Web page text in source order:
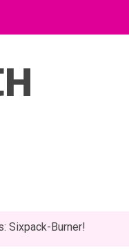
Sixpack-Burner!